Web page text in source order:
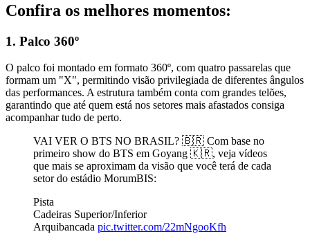
Confira os melhores momentos:
1. Palco 360º
O palco foi montado em formato 360º, com quatro passarelas que
formam um "X", permitindo visão privilegiada de diferentes ângulos
das performances. A estrutura também conta com grandes telões,
garantindo que até quem está nos setores mais afastados consiga
acompanhar tudo de perto.
VAI VER O BTS NO BRASIL? 🇧🇷 Com base no
primeiro show do BTS em Goyang 🇰🇷, veja vídeos
que mais se aproximam da visão que você terá de cada
setor do estádio MorumBIS:
Pista
Cadeiras Superior/Inferior
Arquibancada pic.twitter.com/22mNgooKfh